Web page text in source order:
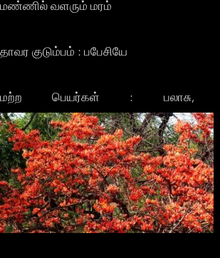
மண்ணில் வளரும் மரம்
தாவர குடும்பம் : பபேசியே
மற்ற பெயர்கள் : பலாசு,